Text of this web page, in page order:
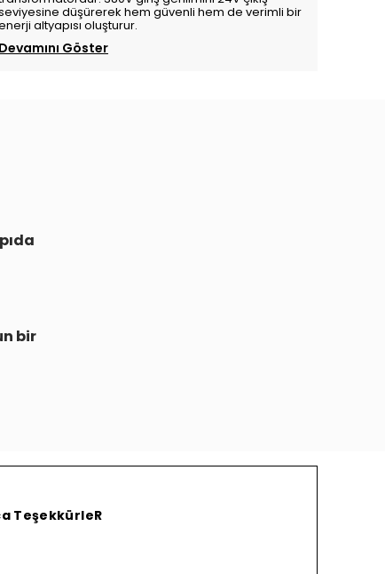
düşürerek hem güvenli hem de verimli bir
altyapısı oluşturur.
Devamını Göster
bir
TeşekkürleR